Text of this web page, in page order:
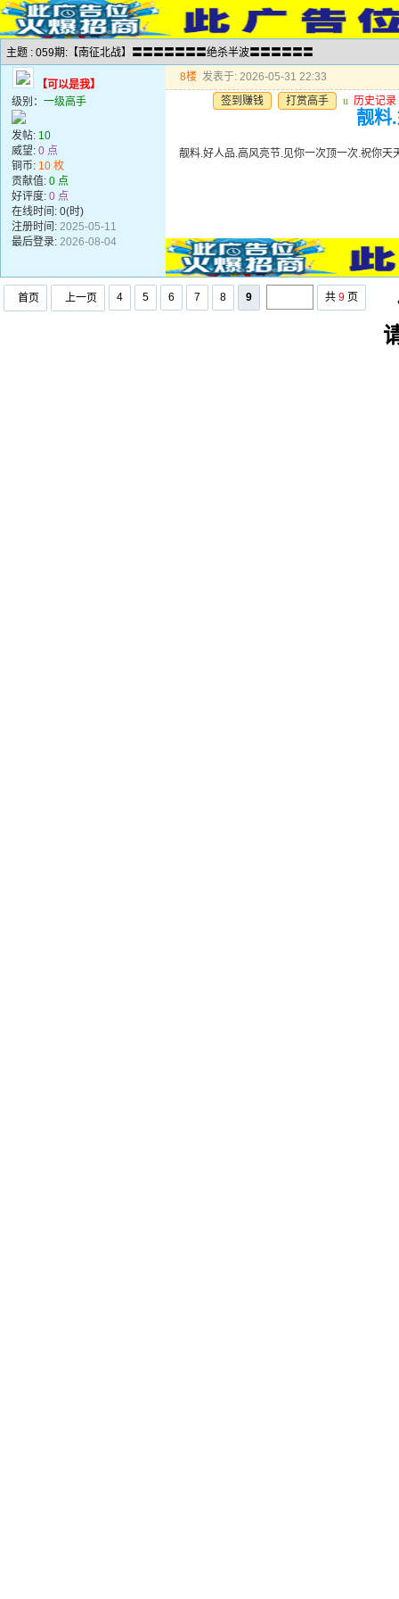
主题 : 059期:【南征北战】〓〓〓〓〓〓〓绝杀半波〓〓〓〓〓〓
【可以是我】
级别： 一级高手
发帖: 10
威望: 0 点
铜币: 10 枚
贡献值: 0 点
好评度: 0 点
在线时间: 0(时)
注册时间: 2025-05-11
最后登录: 2026-08-04
8楼 发表于: 2026-05-31 22:33
签到赚钱
打赏高手 u 历史记录
靓料
靓料.好人品.高风亮节.见你一次顶一次.祝你天
首页 上一页 4 5 6 7 8 9 共 9 页